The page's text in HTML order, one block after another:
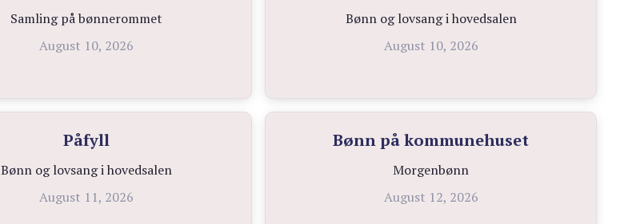
Samling på bønnerommet
August 10, 2026
Bønn og lovsang i hovedsalen
August 10, 2026
Påfyll
Bønn og lovsang i hovedsalen
August 11, 2026
Bønn på kommunehuset
Morgenbønn
August 12, 2026